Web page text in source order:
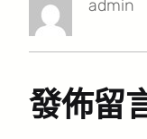
admin
發佈留